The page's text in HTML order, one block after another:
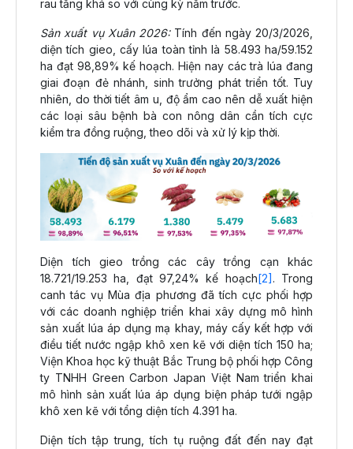
rau tăng khá so với cùng kỳ năm trước.
Sản xuất vụ Xuân 2026:Tính đến ngày 20/3/2026,
diện tích gieo, cấy lúa toàn tỉnh là 58.493 ha/59.152
ha đạt 98,89% kế hoạch. Hiện nay các trà lúa đang
giai đoạn đẻ nhánh, sinh trưởng phát triển tốt. Tuy
nhiên, do thời tiết âm u, độ ẩm cao nên dễ xuất hiện
các loại sâu bệnh bà con nông dân cần tích cực
kiểm tra đồng ruộng, theo dõi và xử lý kịp thời.
Diện tích gieo trồng các cây trồng cạn khác
18.721/19.253 ha, đạt 97,24% kế hoạch[2] . Trong
canh tác vụ Mùa địa phương đã tích cực phối hợp
với các doanh nghiệp triển khai xây dựng mô hình
sản xuất lúa áp dụng mạ khay, máy cấy kết hợp với
điều tiết nước ngập khô xen kẽ với diện tích 150 ha;
Viện Khoa học kỹ thuật Bắc Trung bộ phối hợp Công
ty TNHH Green Carbon Japan Việt Nam triển khai
mô hình sản xuất lúa áp dụng biện pháp tưới ngập
khô xen kẽ với tổng diện tích 4.391 ha.
Diện tích tập trung, tích tụ ruộng đất đến nay đạt